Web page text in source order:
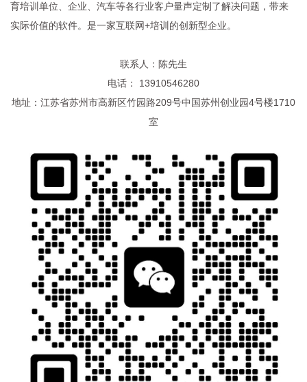
育培训单位、企业、汽车等各行业客户量声定制了解决问题，带来
实际价值的软件。是一家互联网+培训的创新型企业。
联系人：陈先生
电话： 13910546280
地址：江苏省苏州市高新区竹园路209号中国苏州创业园4号楼1710
室